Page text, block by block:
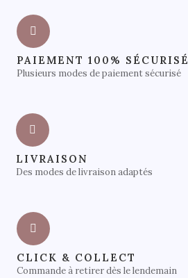
PAIEMENT 100% SÉCURISÉ
Plusieurs modes de paiement sécurisé
LIVRAISON
Des modes de livraison adaptés
CLICK & COLLECT
Commande à retirer dès le lendemain